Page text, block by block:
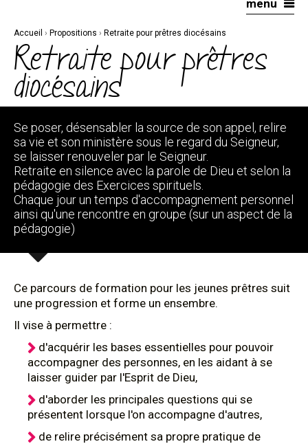
navigation
menu
Accueil › Propositions › Retraite pour prêtres diocésains
Retraite pour prêtres
diocésains
Se poser, désensabler la source de son appel, relire
sa vie et son ministère sous le regard du Seigneur,
se laisser renouveler par le Seigneur.
Retraite en silence avec la parole de Dieu et selon la
pédagogie des Exercices spirituels.
Chaque jour un temps d'accompagnement personnel
ainsi qu'une rencontre en groupe (sur un aspect de la
pédagogie)
Ce parcours de formation pour les jeunes prêtres suit
une progression et forme un ensembre.
Il vise à permettre :
d'acquérir les bases essentielles pour pouvoir
accompagner des personnes, en les aidant à se
laisser guider par l'Esprit de Dieu,
d'aborder les principales questions qui se
présentent lorsque l'on accompagne d'autres,
de relire précisément sa propre pratique de